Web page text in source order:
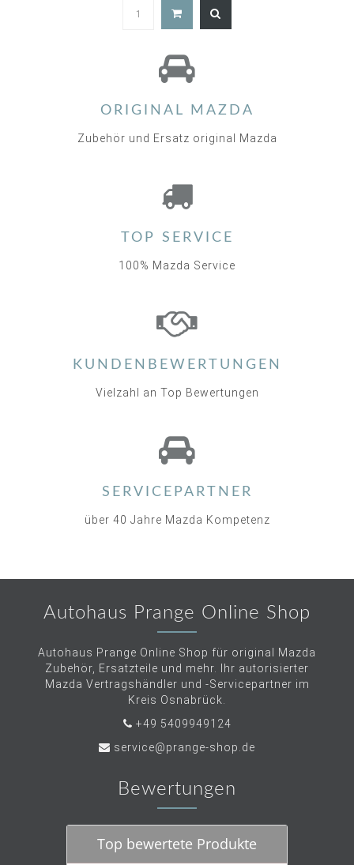
ORIGINAL MAZDA
Zubehör und Ersatz original Mazda
TOP SERVICE
100% Mazda Service
KUNDENBEWERTUNGEN
Vielzahl an Top Bewertungen
SERVICEPARTNER
über 40 Jahre Mazda Kompetenz
Autohaus Prange Online Shop
Autohaus Prange Online Shop für original Mazda
Zubehör, Ersatzteile und mehr. Ihr autorisierter
Mazda Vertragshändler und -Servicepartner im
Kreis Osnabrück.
+49 5409949124
service@prange-shop.de
Bewertungen
Top bewertete Produkte